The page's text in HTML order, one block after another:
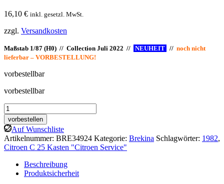
16,10 € inkl. gesetzl. MwSt.
zzgl. Versandkosten
Maßstab 1/87 (H0) // Collection Juli 2022 // NEUHEIT // noch nicht
lieferbar – VORBESTELLUNG!
vorbestellbar
vorbestellbar
Brekina:
Citroen
C
25
Kasten
"Citroen
Service"
Menge
vorbestellen
Auf Wunschliste
Artikelnummer: BRE34924 Kategorie: Brekina Schlagwörter: 1982,
Citroen C 25 Kasten "Citroen Service"
Beschreibung
Produktsicherheit